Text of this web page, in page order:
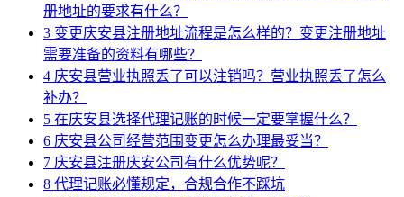
册地址的要求有什么？
3 变更庆安县注册地址流程是怎么样的？变更注册地址
需要准备的资料有哪些？
4 庆安县营业执照丢了可以注销吗？营业执照丢了怎么
补办？
5 在庆安县选择代理记账的时候一定要掌握什么？
6 庆安县公司经营范围变更怎么办理最妥当？
7 庆安县注册庆安公司有什么优势呢？
8 代理记账必懂规定，合规合作不踩坑